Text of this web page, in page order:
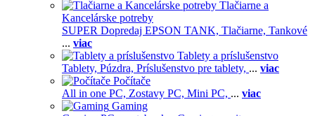
Tlačiarne a
Kancelárske potreby
SUPER Dopredaj EPSON TANK, Tlačiarne, Tankové
... viac
Tablety a príslušenstvo
Tablety, Púzdra, Príslušenstvo pre tablety, ... viac
Počítače
All in one PC, Zostavy PC, Mini PC, ... viac
Gaming